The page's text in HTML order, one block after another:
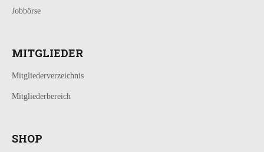
Jobbörse
MITGLIEDER
Mitgliederverzeichnis
Mitgliederbereich
SHOP